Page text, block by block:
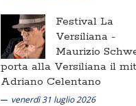
Festival La
Versiliana -
Maurizio
porta alla Versiliana il
Adriano Celentano
venerdì 31 luglio 2026